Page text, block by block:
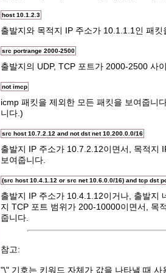
host 10.1.2.3
출발지와 목적지 IP 주소가 10.1.1.1인 패킷
src portrange 2000-2500
출발지의 UDP, TCP 포트가 2000-2500 사
not imcp
icmp 패킷을 제외한 모든 패킷을 보여줍니
니다.)
src host 10.7.2.12 and not dst net 10.200.0.0/16
출발지 IP 주소가 10.7.2.12이면서, 목적지
보여줍니다.
(src host 10.4.1.12 or src net 10.6.0.0/16) and tcp dst
출발지 IP 주소가 10.4.1.12이거나, 출발지
지 TCP 포트 범위가 200-10000이면서, 목
줍니다.
참고:
"\" 기호는 키워드 자체가 값을 나타낼 때 사